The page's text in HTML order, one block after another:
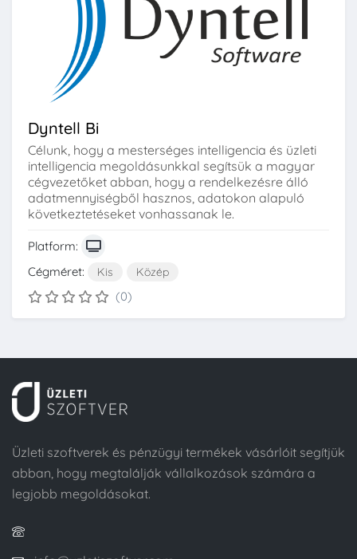
Dyntell Bi
Célunk, hogy a mesterséges intelligencia és üzleti
intelligencia megoldásunkkal segítsük a magyar
cégvezetőket abban, hogy a rendelkezésre álló
adatmennyiségből hasznos, adatokon alapuló
következtetéseket vonhassanak le.
Platform:
Cégméret:
Kis Közép
(0)
Üzleti szoftverek és pénzügyi termékek vásárlóit segítjük
abban, hogy megtalálják vállalkozások számára a
legjobb megoldásokat.